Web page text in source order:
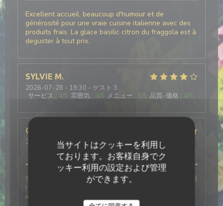
当サイトはクッキーを利用し
ております。お客様自身でク
ッキー利用の設定および管理
ができます。
Excellent accueil, beaucoup d'humour et de
générosité pour une vraie cuisine italienne avec des
produits frais. La glace basilic citron du fraggola est à
deguster à tout prix.
SYLVIE M
2026-07-28 - 19:30 - ゲスト 3
サービス : 4/5 雰囲気 : 4/5 メニュー : 5/5 品質-価格 : 4/5
Charlotte
2026-06-06- 12:30 - ゲスト 6
5/5 雰囲気 :5/5 メニュー :5/5 品質-価格
Simplement le meilleur restaurant Italien que j’ai testé
! Le personnel était très agréable ce qui a rendu le
moment encore meilleur !